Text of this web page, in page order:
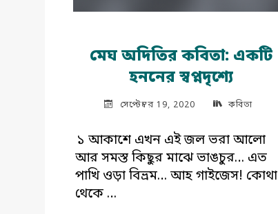
মেঘ অদিতির কবিতা: একটি
হননের স্বপ্নদৃশ্যে
সেপ্টেম্বর 19, 2020 কবিতা
১ আকাশে এখন এই জল ভরা আলো
আর সমস্ত কিছুর মাঝে ভাঙচুর… এত
পাখি ওড়া বিভ্রম… আহ গাইজেস! কোথা
থেকে …